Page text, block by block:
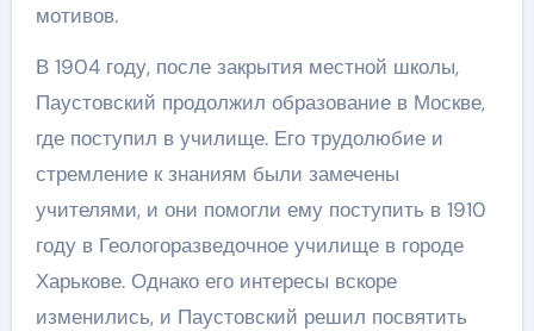
мотивов.
В 1904 году, после закрытия местной школы,
Паустовский продолжил образование в Москве,
где поступил в училище. Его трудолюбие и
стремление к знаниям были замечены
учителями, и они помогли ему поступить в 1910
году в Геологоразведочное училище в городе
Харькове. Однако его интересы вскоре
изменились, и Паустовский решил посвятить